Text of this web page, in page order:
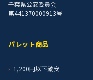
千葉県公安委員会
第441370000913号
パレット商品
1,200円以下激安